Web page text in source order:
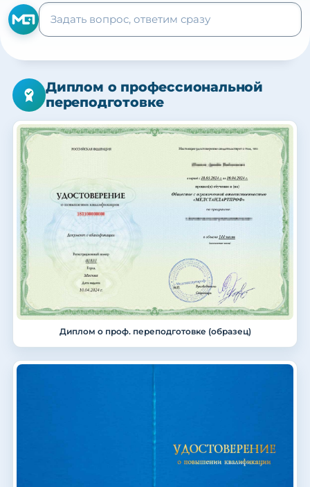
Диплом о профессиональной
переподготовке
Диплом о проф. переподготовке (образец)